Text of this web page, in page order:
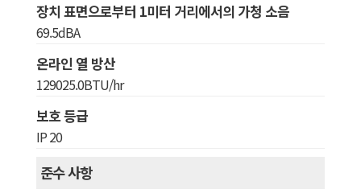
장치 표면으로부터 1미터 거리에서의 가청 소음
69.5dBA
온라인 열 방산
129025.0BTU/hr
보호 등급
IP 20
준수 사항